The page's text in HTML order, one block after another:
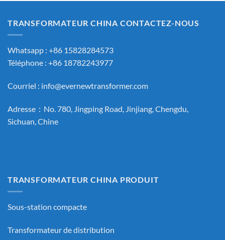
TRANSFORMATEUR CHINA CONTACTEZ-NOUS
Whatsapp : +86 15828284573
Téléphone : +86 18782243977
Courriel : info@evernewtransformer.com
Adresse：No. 780, Jingping Road, Jinjiang, Chengdu,
Sichuan, Chine
TRANSFORMATEUR CHINA PRODUIT
Sous-station compacte
Transformateur de distribution